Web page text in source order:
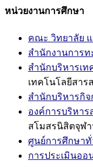
หน่วยงานการศึกษา
คณะ วิทยาลัย
สำนักงานการท
สำนักบริหารเท
เทคโนโลยีสาร
สำนักบริหารกิ
องค์การบริหาร
สโมสรนิสิตจุฬา
ศูนย์การศึกษาทั่
การประเมินออ